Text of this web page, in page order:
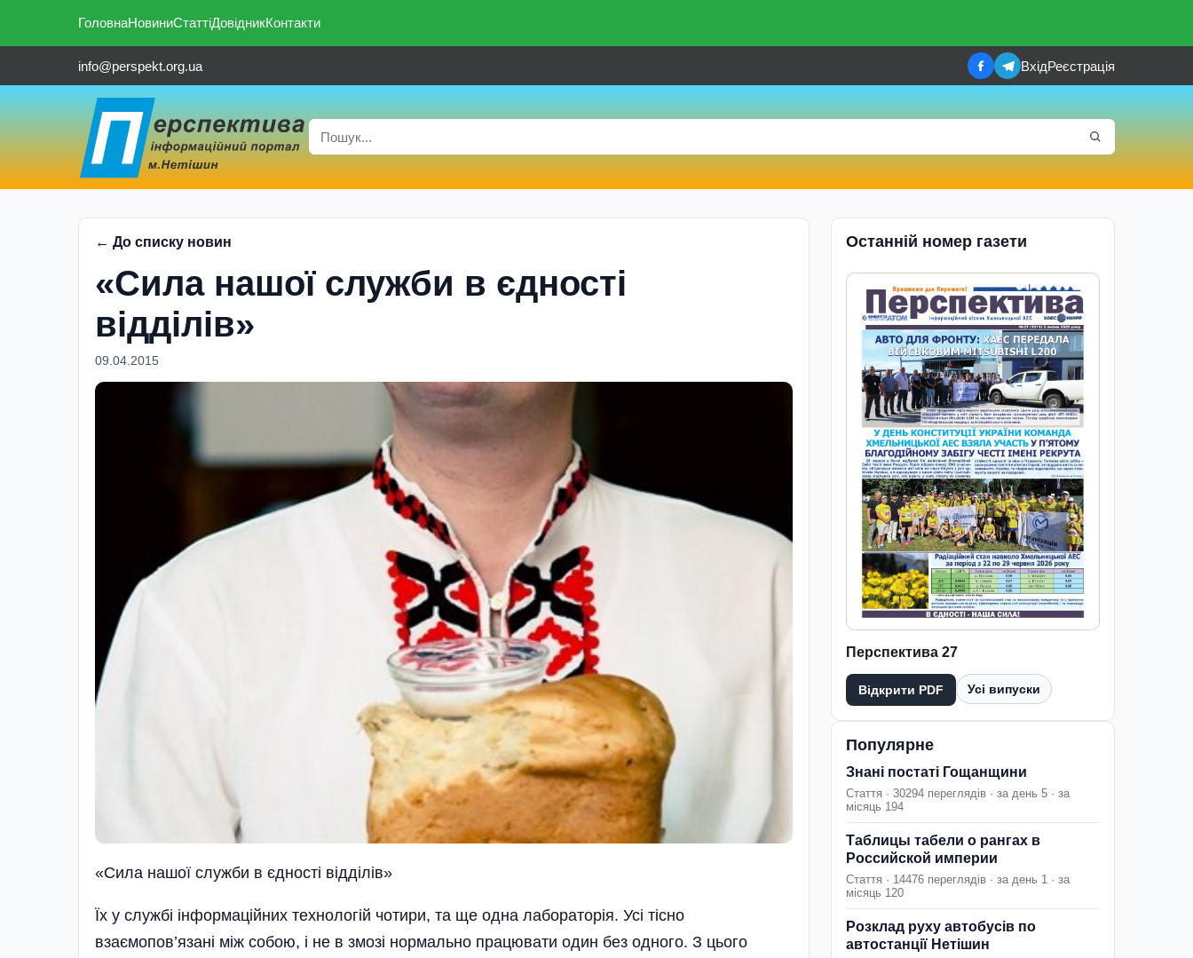
ГоловнаНовиниСтаттіДовідникКонтакти
info@perspekt.org.ua ВхідРеєстрація
← До списку новин
«Сила нашої служби в єдності
відділів»
09.04.2015
«Сила нашої служби в єдності відділів»
Їх у службі інформаційних технологій чотири, та ще одна лабораторія. Усі тісно
взаємопов’язані між собою, і не в змозі нормально працювати один без одного. З цього
Останній номер газети
Перспектива 27
Відкрити PDF Усі випуски
Популярне
Знані постаті Гощанщини
Стаття · 30294 переглядів · за день 5 · за
місяць 194
Таблицы табели о рангах в
Российской империи
Стаття · 14476 переглядів · за день 1 · за
місяць 120
Розклад руху автобусів по
автостанції Нетішин